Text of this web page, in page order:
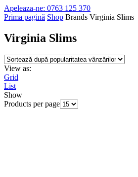
Apeleaza-ne: 0763 125 370
Prima pagină Shop Brands Virginia Slims
Virginia Slims
View as:
Grid
List
Show
Products per page